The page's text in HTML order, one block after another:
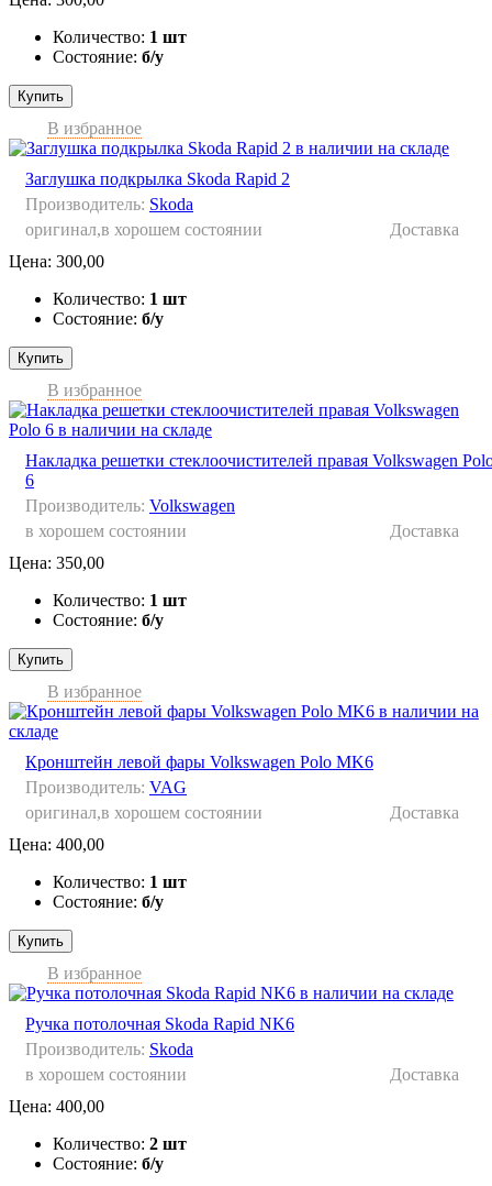
Количество: 1 шт
Состояние: б/у
Купить
В избранное
Заглушка подкрылка Skoda Rapid 2
Производитель: Skoda
оригинал,в хорошем состоянии
Доставка
Цена: 300,00
Количество: 1 шт
Состояние: б/у
Купить
В избранное
Накладка решетки стеклоочистителей правая Volkswagen
6
Производитель: Volkswagen
в хорошем состоянии
Доставка
Цена: 350,00
Количество: 1 шт
Состояние: б/у
Купить
В избранное
Кронштейн левой фары Volkswagen Polo MK6
Производитель: VAG
оригинал,в хорошем состоянии
Доставка
Цена: 400,00
Количество: 1 шт
Состояние: б/у
Купить
В избранное
Ручка потолочная Skoda Rapid NK6
Производитель: Skoda
в хорошем состоянии
Доставка
Цена: 400,00
Количество: 2 шт
Состояние: б/у